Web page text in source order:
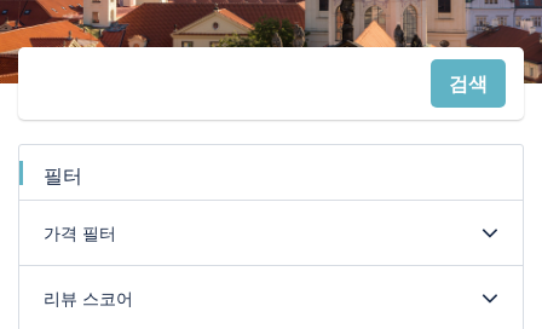
검색
필터
가격 필터
리뷰 스코어